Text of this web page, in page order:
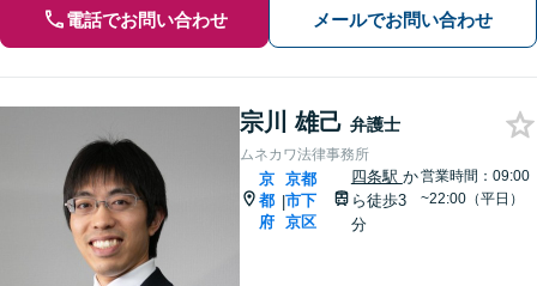
電話でお問い合わせ メールでお問い合わせ
宗川 雄己 弁護士
ムネカワ法律事務所
京
都
府
|
京都
市下
京区
四条駅 か
ら徒歩3
分
営業時間：09:00
~22:00（平日）